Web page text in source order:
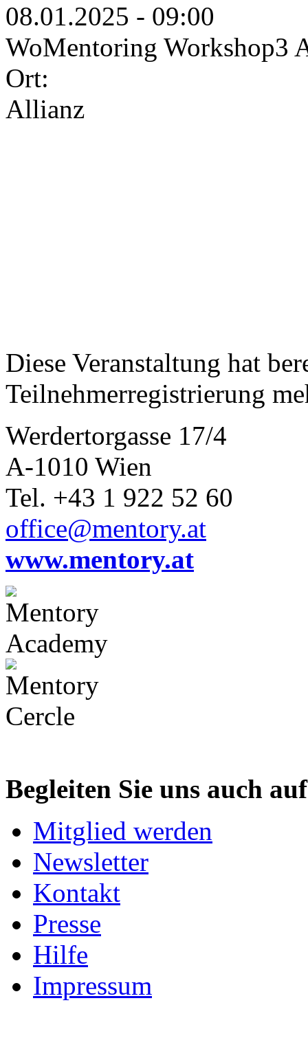
08.01.2025 - 09:00
WoMentoring Workshop3
Ort:
Allianz
Diese Veranstaltung hat
Teilnehmerregistrierung
Werdertorgasse 17/4
A-1010 Wien
Tel. +43 1 922 52 60
office@mentory.at
www.mentory.at
Begleiten Sie uns auch
Mitglied werden
Newsletter
Kontakt
Presse
Hilfe
Impressum